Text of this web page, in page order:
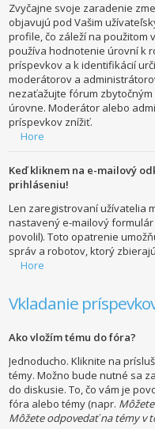
Zvyčajne svoje zaradenie
objavujú pod Vašim
profile, čo záleží na použitom
používa hodnotenie úrovní k
príspevkov a k identifikácií
moderátorov a
nezaťažujte fórum
úrovne. Moderátor alebo
príspevkov znížiť.
Hore
Keď kliknem na e-mailový
prihláseniu!
Len zaregistrovaní užívatelia
nastavený e-mailový
povolil). Toto opatrenie
správ a robotov, ktorý
Hore
Vkladanie
Ako vložím tému do fóra?
Jednoducho. Kliknite na
témy. Možno bude nutné sa
do diskusie. To, čo vám je
fóra alebo témy (napr.
Môžete odpovedať na témy v